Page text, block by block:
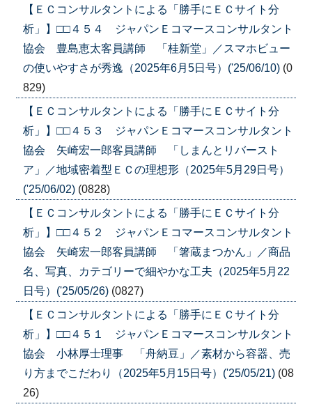
【ＥＣコンサルタントによる「勝手にＥＣサイト分
析」】□□４５４ ジャパンＥコマースコンサルタント
協会 豊島恵太客員講師 「桂新堂」／スマホビュー
の使いやすさが秀逸（2025年6月5日号）('25/06/10) (0
829)
【ＥＣコンサルタントによる「勝手にＥＣサイト分
析」】□□４５３ ジャパンＥコマースコンサルタント
協会 矢崎宏一郎客員講師 「しまんとリバースト
ア」／地域密着型ＥＣの理想形（2025年5月29日号）
('25/06/02) (0828)
【ＥＣコンサルタントによる「勝手にＥＣサイト分
析」】□□４５２ ジャパンＥコマースコンサルタント
協会 矢崎宏一郎客員講師 「箸蔵まつかん」／商品
名、写真、カテゴリーで細やかな工夫（2025年5月22
日号）('25/05/26) (0827)
【ＥＣコンサルタントによる「勝手にＥＣサイト分
析」】□□４５１ ジャパンＥコマースコンサルタント
協会 小林厚士理事 「舟納豆」／素材から容器、売
り方までこだわり（2025年5月15日号）('25/05/21) (08
26)